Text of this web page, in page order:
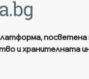
посветена
и хранителната